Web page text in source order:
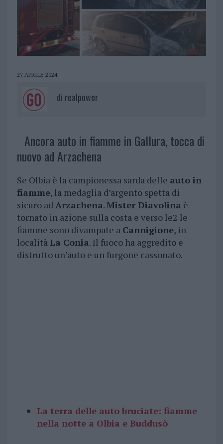
27 APRILE 2024
di realpower
Ancora auto in fiamme in Gallura, tocca di
nuovo ad Arzachena
Se Olbia è la campionessa sarda delle auto in
fiamme, la medaglia d’argento spetta di
sicuro adArzachena.Mister Diavolina è
tornato in azione sulla costa e verso le2 le
fiamme sono divampate a Cannigione, in
localitàLa Conia. Il fuoco ha aggredito e
distrutto un’auto e un furgone cassonato.
La terra delle auto bruciate: fiamme
nella notte a Olbia e Buddusò